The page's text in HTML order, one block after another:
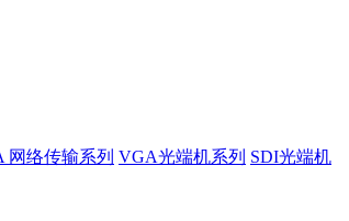
网络传输系列 VGA光端机系列 SDI光端机